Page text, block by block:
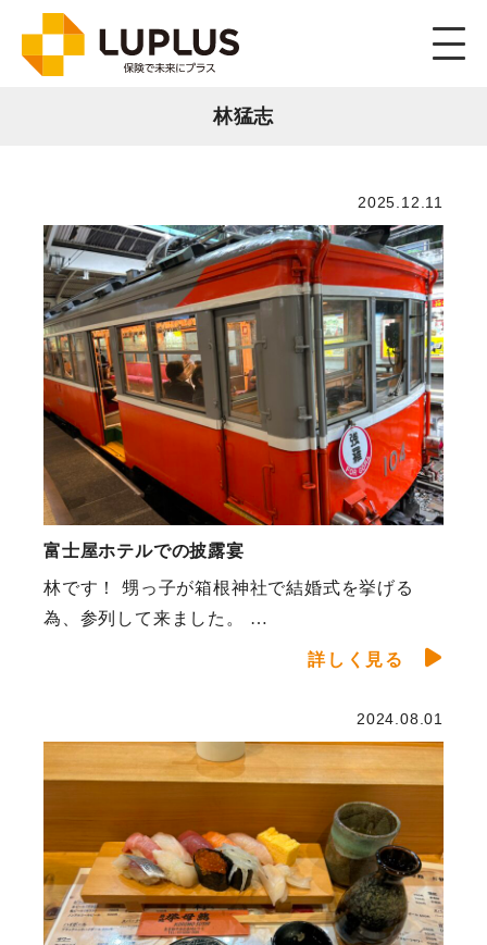
林猛志
2025.12.11
富士屋ホテルでの披露宴
林です！ 甥っ子が箱根神社で結婚式を挙げる
為、参列して来ました。 …
詳しく見る
2024.08.01